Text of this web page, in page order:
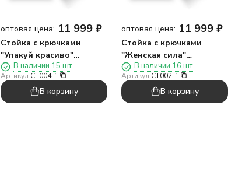
оптовая цена: 11 999 ₽
Стойка с крючками
"Упакуй красиво"
напольная 1940*560*300,
40 крючков
В наличии 15 шт.
Артикул:CT004-f
В корзину
оптовая цена: 11 999 ₽
Стойка с крючками
"Женская сила"
напольная 1940*560*300,
40 крючков
В наличии 16 шт.
Артикул:CT002-f
В корзину